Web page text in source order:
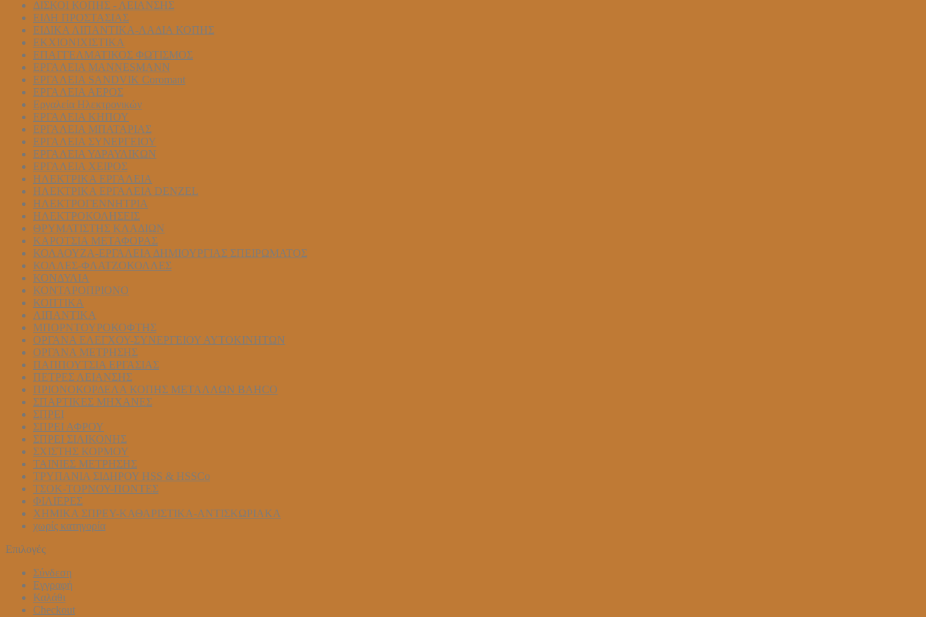
ΔΙΣΚΟΙ ΚΟΠΗΣ - ΛΕΙΑΝΣΗΣ
ΕΙΔΗ ΠΡΟΣΤΑΣΙΑΣ
ΕΙΔΙΚΑ ΛΙΠΑΝΤΙΚΑ-ΛΑΔΙΑ ΚΟΠΗΣ
ΕΚΧΙΟΝΙΧΙΣΤΙΚΑ
ΕΠΑΓΓΕΛΜΑΤΙΚΟΣ ΦΩΤΙΣΜΟΣ
ΕΡΓΑΛΕΙΑ MANNESMANN
ΕΡΓΑΛΕΙΑ SANDVIK Coromant
ΕΡΓΑΛΕΙΑ ΑΕΡΟΣ
Εργαλεία Ηλεκτρονικών
ΕΡΓΑΛΕΙΑ ΚΗΠΟΥ
ΕΡΓΑΛΕΙΑ ΜΠΑΤΑΡΙΑΣ
ΕΡΓΑΛΕΙΑ ΣΥΝΕΡΓΕΙΟΥ
ΕΡΓΑΛΕΙΑ ΥΔΡΑΥΛΙΚΩΝ
ΕΡΓΑΛΕΙΑ ΧΕΙΡΟΣ
ΗΛΕΚΤΡΙΚΑ ΕΡΓΑΛΕΙΑ
ΗΛΕΚΤΡΙΚΑ ΕΡΓΑΛΕΙΑ DENZEL
ΗΛΕΚΤΡΟΓΕΝΝΗΤΡΙΑ
ΗΛΕΚΤΡΟΚΟΛΗΣΕΙΣ
ΘΡΥΜΑΤΙΣΤΗΣ ΚΛΑΔΙΩΝ
ΚΑΡΟΤΣΙΑ ΜΕΤΑΦΟΡΑΣ
ΚΟΛΑΟΥΖΑ-ΕΡΓΑΛΕΙΑ ΔΗΜΙΟΥΡΓΙΑΣ ΣΠΕΙΡΩΜΑΤΟΣ
ΚΟΛΛΕΣ-ΦΛΑΤΖΟΚΟΛΛΕΣ
ΚΟΝΔΥΛΙΑ
ΚΟΝΤΑΡΟΠΡΙΟΝΟ
ΚΟΠΤΙΚΑ
ΛΙΠΑΝΤΙΚΑ
ΜΠΟΡΝΤΟΥΡΟΚΟΦΤΗΣ
ΟΡΓΑΝΑ ΕΛΕΓΧΟΥ-ΣYΝΕΡΓΕΙΟΥ ΑΥΤΟΚΙΝΗΤΩΝ
ΟΡΓΑΝΑ ΜΕΤΡΗΣΗΣ
ΠΑΠΠΟΥΤΣΙΑ ΕΡΓΑΣΙΑΣ
ΠΕΤΡΕΣ ΛΕΙΑΝΣΗΣ
ΠΡΙΟΝΟΚΟΡΔΕΛΑ ΚΟΠΗΣ ΜΕΤΑΛΛΩΝ BAHCO
ΣΠΑΡΤΙΚΕΣ ΜΗΧΑΝΕΣ
ΣΠΡΕΙ
ΣΠΡΕΙ ΑΦΡΟΥ
ΣΠΡΕΙ ΣΙΛΙΚΟΝΗΣ
ΣΧΙΣΤΗΣ ΚΟΡΜΟΥ
ΤΑΙΝΙΕΣ ΜΕΤΡΗΣΗΣ
ΤΡΥΠΑΝΙΑ ΣΙΔΗΡΟΥ HSS & HSSCo
ΤΣΟΚ-ΤΟΡΝΟΥ-ΠΟΝΤΕΣ
ΦΙΛΙΕΡΕΣ
ΧΗΜΙΚΑ ΣΠΡΕΥ-ΚΑΘΑΡΙΣΤΙΚΑ-ΑΝΤΙΣΚΩΡΙΑΚΑ
χωρίς κατηγορία
Επιλογές
Σύνδεση
Εγγραφή
Καλάθι
Checkout